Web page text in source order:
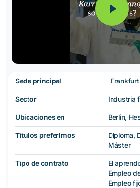
Sede principal
Sector Industria
Ubicaciones en Berlin,
Títulos preferimos
Diploma,
Máster
Tipo de contrato
El
Empleo
Empleo